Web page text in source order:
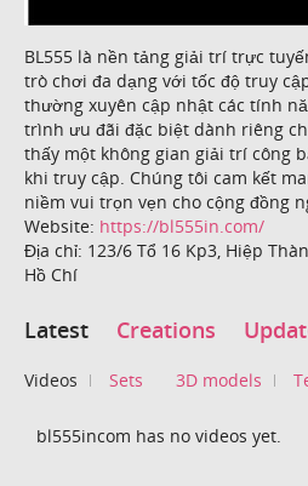
BL555 là nền tảng giải trí trực
trò chơi đa dạng với tốc độ truy
thường xuyên cập nhật các tính
trình ưu đãi đặc biệt dành riêng
thấy một không gian giải trí công
khi truy cập. Chúng tôi cam kết
niềm vui trọn vẹn cho cộng đồng
Website: https://bl555in.com/
Địa chỉ: 123/6 Tổ 16 Kp3, Hiệp
Hồ Chí
Latest Creations
Videos Sets 3D models
bl555incom has no videos yet.